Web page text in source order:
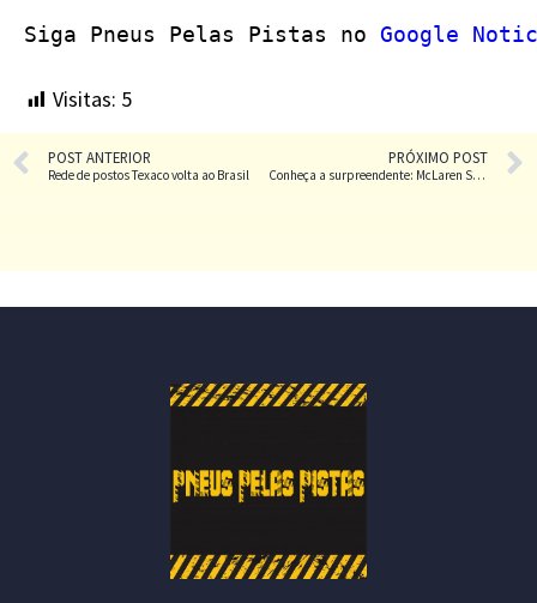
Siga Pneus Pelas Pistas no Google
Visitas: 5
POST ANTERIOR
Rede de postos Texaco volta ao Brasil
PRÓXIMO POST
Conheça a surpreendente: McLaren Senna